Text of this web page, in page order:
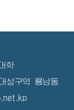
학
성구역 룡남동